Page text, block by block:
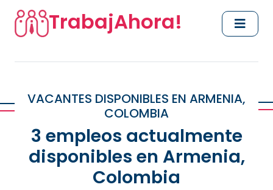
TrabajAhora!
VACANTES DISPONIBLES EN ARMENIA,
COLOMBIA
3 empleos actualmente
disponibles en Armenia,
Colombia